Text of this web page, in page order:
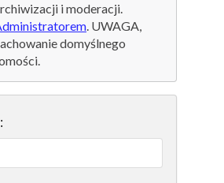
i moderacji.
. UWAGA,
domyślnego